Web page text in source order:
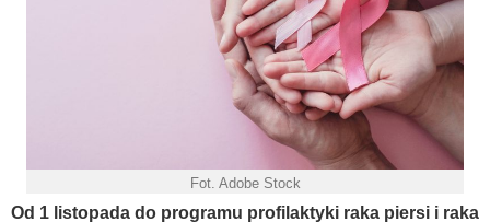
Fot. Adobe Stock
Od 1 listopada do programu profilaktyki raka piersi i raka